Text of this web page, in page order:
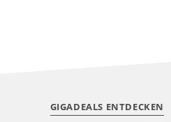
GIGADEALS ENTDECKEN